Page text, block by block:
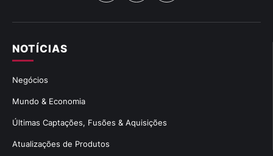
NOTÍCIAS
Negócios
Mundo & Economia
Últimas Captações, Fusões & Aquisições
Atualizações de Produtos